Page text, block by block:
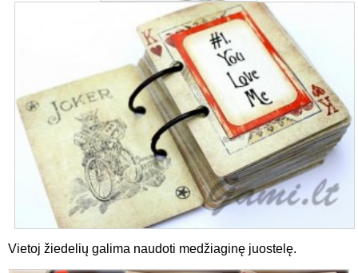
Vietoj žiedelių galima naudoti medžiaginę juostelę.